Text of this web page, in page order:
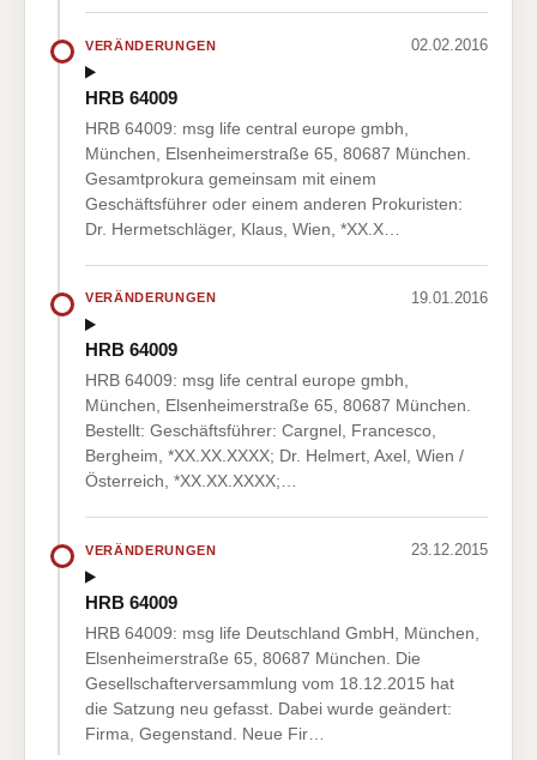
VERÄNDERUNGEN 02.02.2016
HRB 64009
HRB 64009: msg life central europe gmbh,
München, Elsenheimerstraße 65, 80687 München.
Gesamtprokura gemeinsam mit einem
Geschäftsführer oder einem anderen Prokuristen:
Dr. Hermetschläger, Klaus, Wien, *XX.X…
VERÄNDERUNGEN 19.01.2016
HRB 64009
HRB 64009: msg life central europe gmbh,
München, Elsenheimerstraße 65, 80687 München.
Bestellt: Geschäftsführer: Cargnel, Francesco,
Bergheim, *XX.XX.XXXX; Dr. Helmert, Axel, Wien /
Österreich, *XX.XX.XXXX;…
VERÄNDERUNGEN 23.12.2015
HRB 64009
HRB 64009: msg life Deutschland GmbH, München,
Elsenheimerstraße 65, 80687 München. Die
Gesellschafterversammlung vom 18.12.2015 hat
die Satzung neu gefasst. Dabei wurde geändert:
Firma, Gegenstand. Neue Fir…